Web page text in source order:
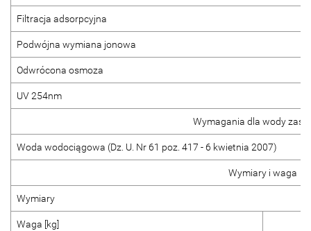
Filtracja adsorpcyjna
Podwójna wymiana jonowa
Odwrócona osmoza
UV 254nm
Wymagania dla wody
Woda wodociągowa (Dz. U. Nr 61 poz. 417 - 6 kwietnia 2007)
Wymiary i waga
Wymiary
Waga [kg]